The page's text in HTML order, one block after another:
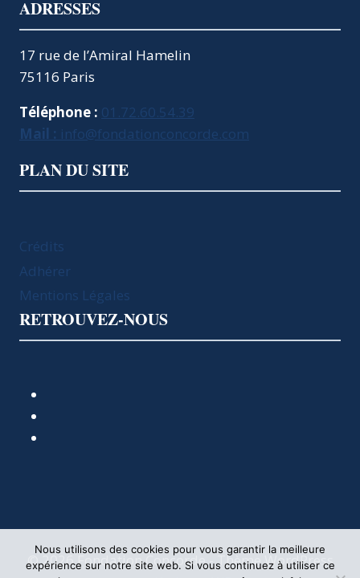
ADRESSES
17 rue de l’Amiral Hamelin
75116 Paris
Téléphone : 01.72.60.54.39
Mail : info@fondationconcorde.com
PLAN DU SITE
Crédits
Adhérer
Mentions Légales
RETROUVEZ-NOUS
© 2026 Fondation Concorde - Thème WordPress
Nous utilisons des cookies pour vous garantir la meilleure
expérience sur notre site web. Si vous continuez à utiliser ce